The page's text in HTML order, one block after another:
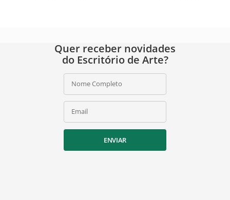
Quer receber novidades
do Escritório de Arte?
Nome Completo
Email
ENVIAR